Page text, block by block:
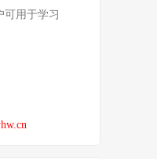
可用于学习